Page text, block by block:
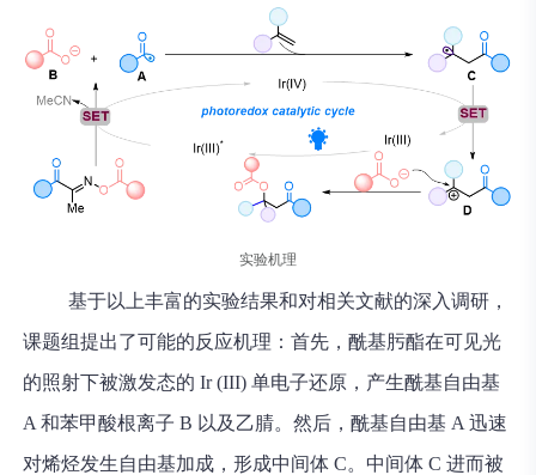
实验机理
基于以上丰富的实验结果和对相关文献的深入调研，
课题组提出了可能的反应机理：首先，酰基肟酯在可见光
的照射下被激发态的 Ir (III) 单电子还原，产生酰基自由基
A 和苯甲酸根离子 B 以及乙腈。然后，酰基自由基 A 迅速
对烯烃发生自由基加成，形成中间体 C。中间体 C 进而被